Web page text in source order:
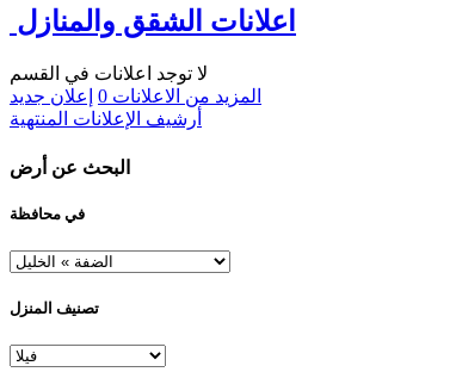
اعلانات الشقق والمنازل
لا توجد اعلانات في القسم
المزيد من الاعلانات 0 إعلان جديد
أرشيف الإعلانات المنتهية
البحث عن أرض
في محافظة
تصنيف المنزل